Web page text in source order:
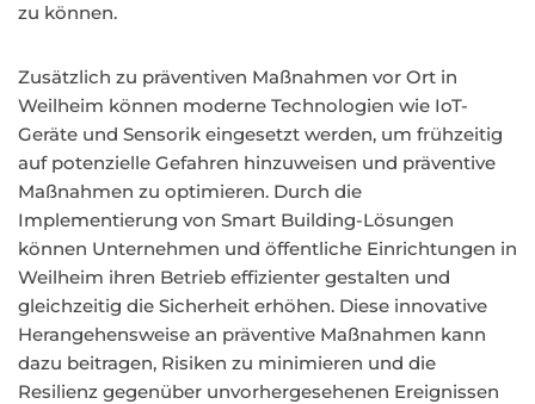
zu können.
Zusätzlich zu präventiven Maßnahmen vor Ort in
Weilheim können moderne Technologien wie IoT-
Geräte und Sensorik eingesetzt werden, um frühzeitig
auf potenzielle Gefahren hinzuweisen und präventive
Maßnahmen zu optimieren. Durch die
Implementierung von Smart Building-Lösungen
können Unternehmen und öffentliche Einrichtungen in
Weilheim ihren Betrieb effizienter gestalten und
gleichzeitig die Sicherheit erhöhen. Diese innovative
Herangehensweise an präventive Maßnahmen kann
dazu beitragen, Risiken zu minimieren und die
Resilienz gegenüber unvorhergesehenen Ereignissen